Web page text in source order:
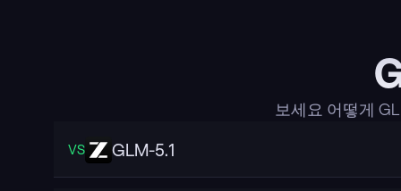
보세요 어떻게
VS GLM-5.1